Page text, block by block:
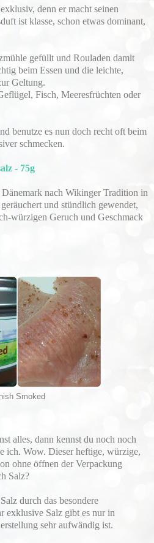
denn er macht seinen
ist klasse, schon etwas dominant,
gefüllt und Rouladen damit
beim Essen und die leichte,
Geltung.
Fisch, Meeresfrüchten oder
benutze es nun doch recht oft beim
schmecken.
- 75g
nach Wikinger Tradition in
und stündlich gewendet,
würzigen Geruch und Geschmack
Smoked
alles, dann kennst du noch noch
ich. Wow. Dieser heftige, würzige,
ohne öffnen der Verpackung
Salz?
durch das besondere
exklusive Salz gibt es nur in
sehr aufwändig ist.